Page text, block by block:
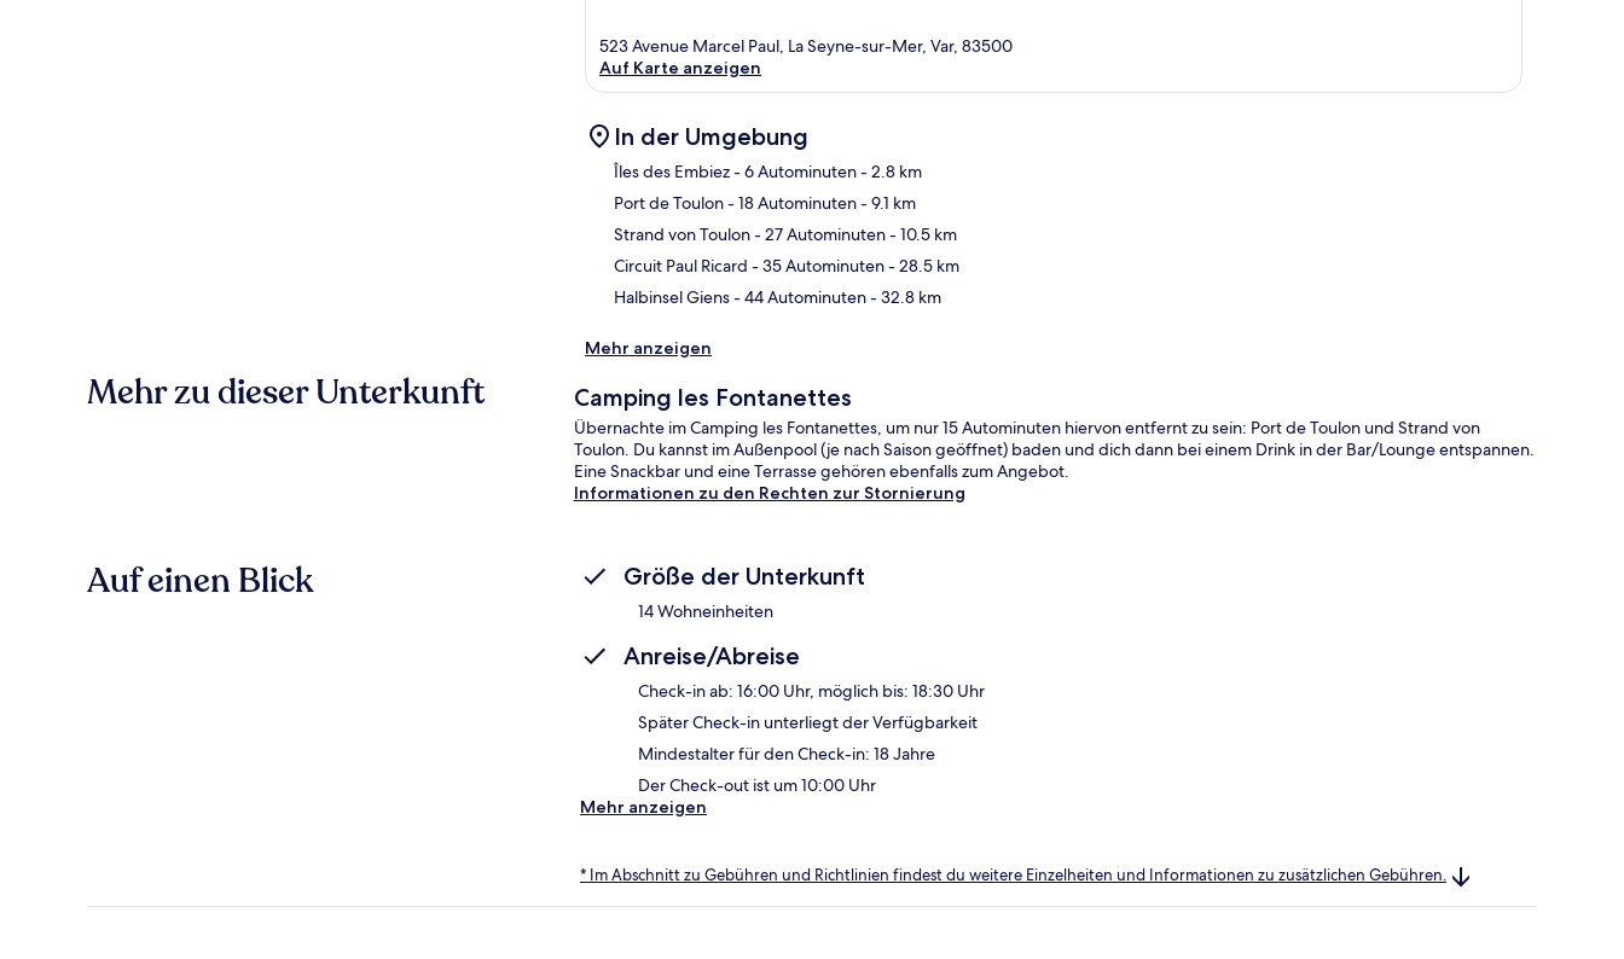
523 Avenue Marcel Paul, La Seyne-sur-Mer, Var, 83500
Auf Karte anzeigen
In der Umgebung
Îles des Embiez- 6 Autominuten- 2.8 km
Port de Toulon- 18 Autominuten- 9.1 km
Strand von Toulon- 27 Autominuten- 10.5 km
Circuit Paul Ricard - 35 Autominuten- 28.5 km
Halbinsel Giens- 44 Autominuten- 32.8 km
Mehr anzeigen
Mehr zu dieser Unterkunft Camping les Fontanettes
Übernachte im Camping les Fontanettes, um nur 15 Autominuten hiervon entfernt zu sein: Port de Toulon und Strand von
Toulon. Du kannst im Außenpool (je nach Saison geöffnet) baden und dich dann bei einem Drink in der Bar/Lounge entspannen.
Eine Snackbar und eine Terrasse gehören ebenfalls zum Angebot.
Informationen zu den Rechten zur Stornierung
Auf einen Blick Größe der Unterkunft
14 Wohneinheiten
Anreise/Abreise
Check-in ab: 16:00 Uhr, möglich bis: 18:30 Uhr
Später Check-in unterliegt der Verfügbarkeit
Mindestalter für den Check-in: 18 Jahre
Der Check-out ist um 10:00 Uhr
Mehr anzeigen
* Im Abschnitt zu Gebühren und Richtlinien findest du weitere Einzelheiten und Informationen zu zusätzlichen Gebühren.